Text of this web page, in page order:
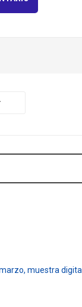
muestra digital